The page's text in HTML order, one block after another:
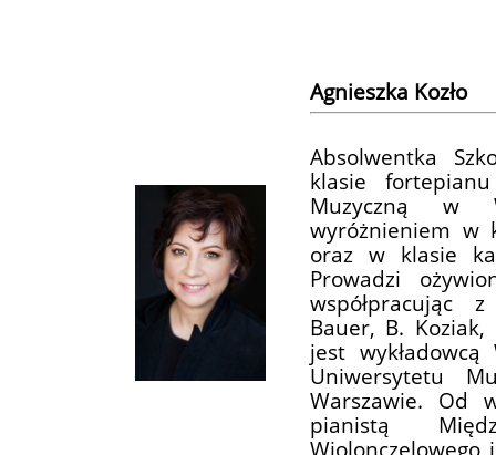
​Agnieszka Kozło
Absolwentka
klasie
Muzyczną w
wyróżnieniem w
oraz w klasie
Prowadzi
współpracując
Bauer, B. Koziak,
jest wykładowcą
Uniwersytetu
Warszawie. Od
pianistą
Wiolonczelowego